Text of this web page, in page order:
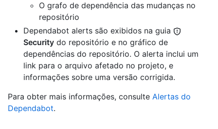
O grafo de dependência das mudanças no
repositório
Dependabot alerts são exibidos na guia
Security do repositório e no gráfico de
dependências do repositório. O alerta inclui um
link para o arquivo afetado no projeto, e
informações sobre uma versão corrigida.
Para obter mais informações, consulte Alertas do
Dependabot.